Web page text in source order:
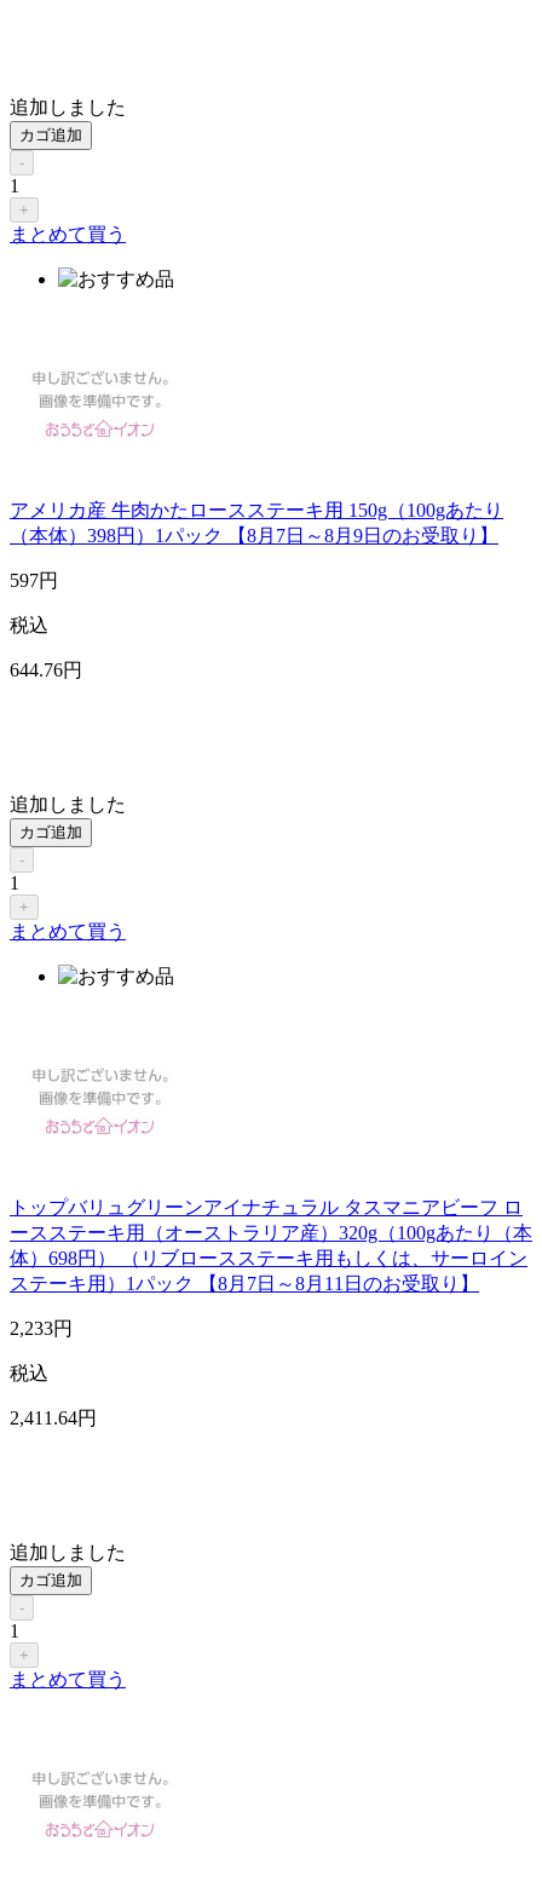
追加しました
カゴ追加
-
1
+
まとめて買う
アメリカ産 牛肉かたロースステーキ用 150g（100gあたり
（本体）398円）1パック 【8月7日～8月9日のお受取り】
597円
税込
644.76円
追加しました
カゴ追加
-
1
+
まとめて買う
トップバリュグリーンアイナチュラル タスマニアビーフ ロ
ースステーキ用（オーストラリア産）320g（100gあたり（本
体）698円） （リブロースステーキ用もしくは、サーロイン
ステーキ用）1パック 【8月7日～8月11日のお受取り】
2,233円
税込
2,411 .64円
追加しました
カゴ追加
-
1
+
まとめて買う